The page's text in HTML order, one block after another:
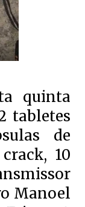
quinta
tabletes
de
10
Manoel